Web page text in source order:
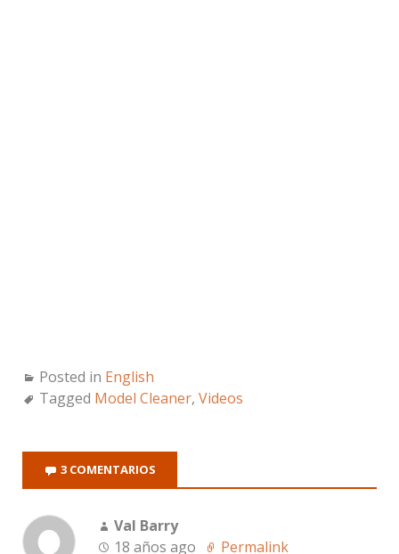
Posted in English
Tagged Model Cleaner, Videos
3 COMENTARIOS
Val Barry
18 años ago
Permalink